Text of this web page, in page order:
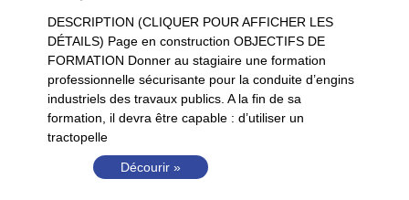
DESCRIPTION (CLIQUER POUR AFFICHER LES
DÉTAILS) Page en construction OBJECTIFS DE
FORMATION Donner au stagiaire une formation
professionnelle sécurisante pour la conduite d’engins
industriels des travaux publics. A la fin de sa
formation, il devra être capable : d’utiliser un
tractopelle
Décourir »